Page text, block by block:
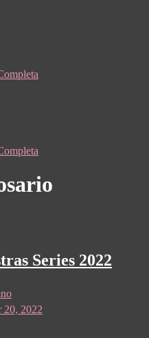
Series 2022
20, 2022